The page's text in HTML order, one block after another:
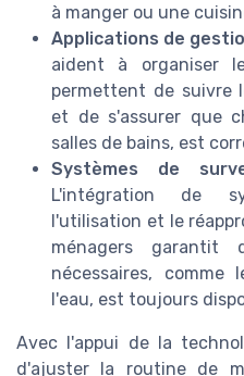
à manger ou une
Applications de
aident à organiser
permettent de suivre
et de s'assurer que
salles de bains, est
Systèmes de
L'intégration de
l'utilisation et le
ménagers garantit
nécessaires,
l'eau, est toujours
Avec l'appui de la
d'ajuster la routine de